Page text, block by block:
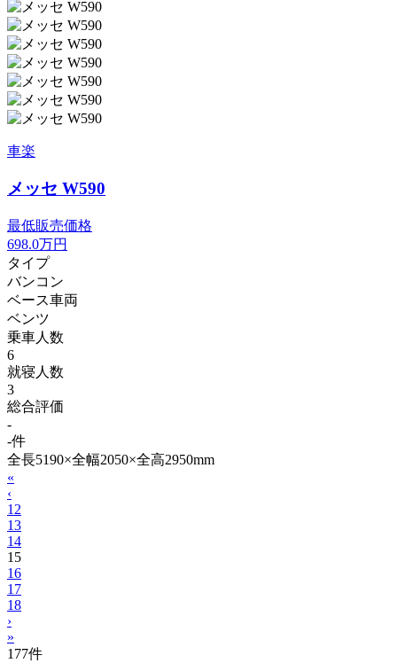
車楽
メッセ W590
最低販売価格
698.0万円
タイプ
バンコン
ベース車両
ベンツ
乗車人数
6
就寝人数
3
総合評価
-
-件
全長5190×全幅2050×全高2950mm
«
‹
12
13
14
15
16
17
18
›
»
177件